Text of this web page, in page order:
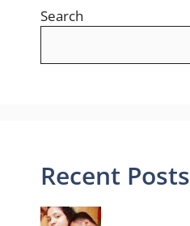
Search
Recent Posts